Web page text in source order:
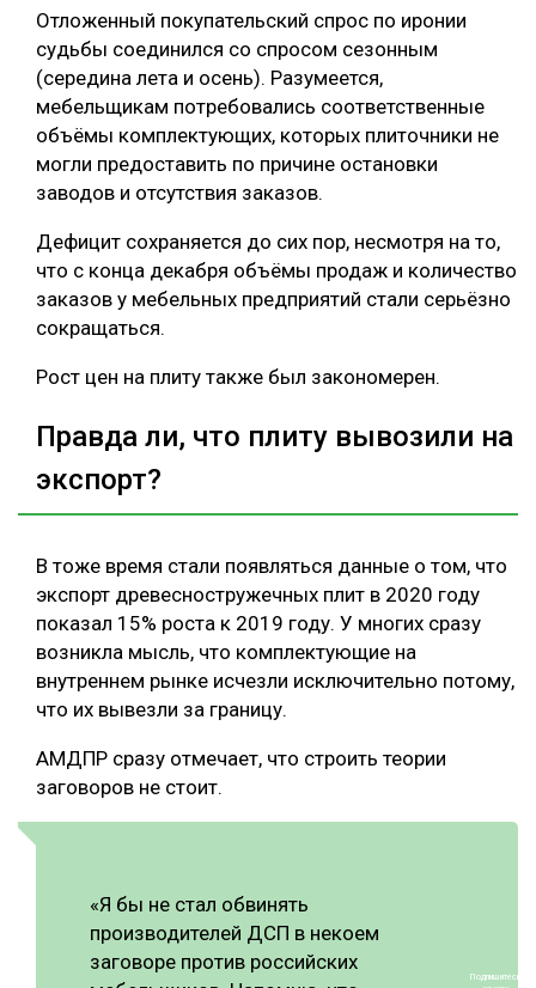
Отложенный покупательский спрос по иронии
судьбы соединился со спросом сезонным
(середина лета и осень). Разумеется,
мебельщикам потребовались соответственные
объёмы комплектующих, которых плиточники не
могли предоставить по причине остановки
заводов и отсутствия заказов.
Дефицит сохраняется до сих пор, несмотря на то,
что с конца декабря объёмы продаж и количество
заказов у мебельных предприятий стали серьёзно
сокращаться.
Рост цен на плиту также был закономерен.
Правда ли, что плиту вывозили на
экспорт?
В тоже время стали появляться данные о том, что
экспорт древесностружечных плит в 2020 году
показал 15% роста к 2019 году. У многих сразу
возникла мысль, что комплектующие на
внутреннем рынке исчезли исключительно потому,
что их вывезли за границу.
АМДПР сразу отмечает, что строить теории
заговоров не стоит.
«Я бы не стал обвинять
производителей ДСП в некоем
заговоре против российских
Подпишитесь